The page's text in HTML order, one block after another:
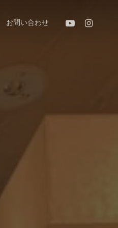
お問い合わせ youtube instagram